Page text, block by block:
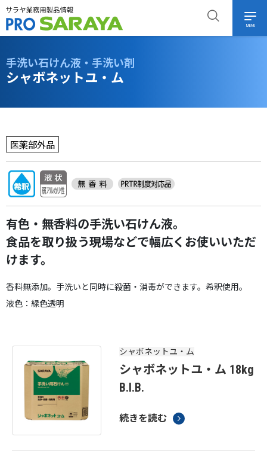
MENU
手洗い石けん液・手洗い剤
シャボネットユ・ム
医薬部外品
有色・無香料の手洗い石けん液。
食品を取り扱う現場などで幅広くお使いいただ
けます。
香料無添加。手洗いと同時に殺菌・消毒ができます。希釈使用。
液色：緑色透明
シャボネットユ・ム
シャボネットユ・ム 18kg
B.I.B.
続きを読む